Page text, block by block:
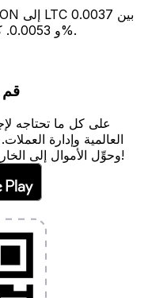
و 0.0053. كان المتوسط 0.0047 مع تقلبات 2.06%.
قم
العالمية وإدارة
وحوِّل الأموال إلى الخارج بدون رسوم خفية. قم بالتحميل اليوم!